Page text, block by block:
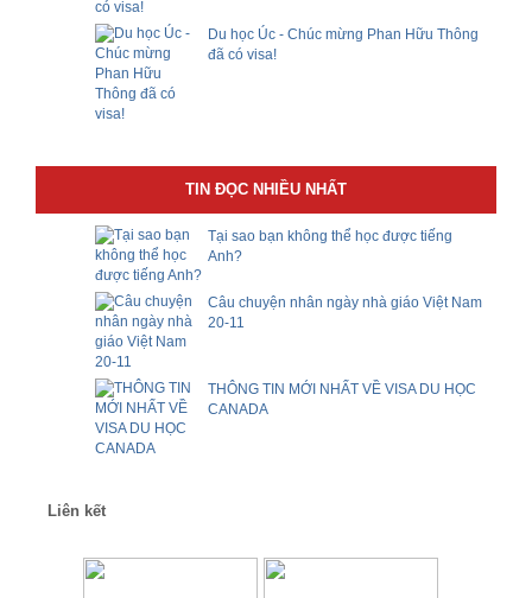
Du học Úc - Chúc mừng Phan Hữu Thông
đã có visa!
TIN ĐỌC NHIỀU NHẤT
Tại sao bạn không thể học được tiếng
Anh?
Câu chuyện nhân ngày nhà giáo Việt Nam
20-11
THÔNG TIN MỚI NHẤT VỀ VISA DU HỌC
CANADA
Liên kết